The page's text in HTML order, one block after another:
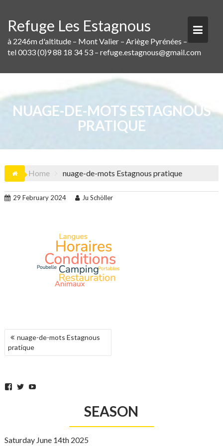
content
Refuge Les Estagnous
à 2246m d'altitude – Mont Valier – Ariège Pyrénées –
tel 0033 (0)9 88 18 34 53 – refuge.estagnous@gmail.com
NUAGE-DE-MOTS ESTAGNOUS
PRATIQUE
Home nuage-de-mots Estagnous pratique
29 February 2024 Ju Schöller
POST
NAVIGATION
nuage-de-mots Estagnous
pratique
Facebook
TwitterYouTube
SEASON
Saturday June 14th 2025